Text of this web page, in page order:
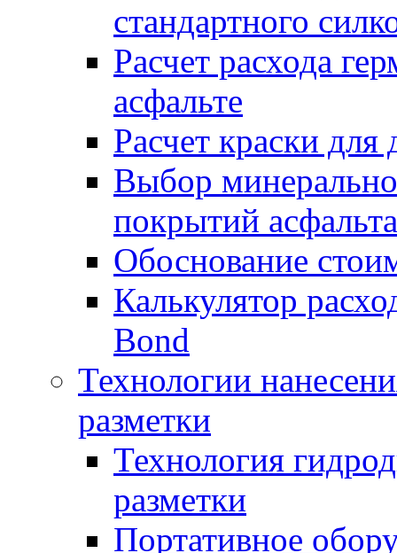
стандартного
Расчет расхода
асфальте
Расчет краски
Выбор
покрытий асфальта
Обоснование
Калькулятор
Bond
Технологии
разметки
Технология
разметки
Портативное